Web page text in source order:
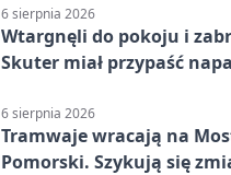
6 sierpnia 2026
Wtargnęli do pokoju i
Skuter miał przypaść
6 sierpnia 2026
Tramwaje wracają na
Pomorski. Szykują się